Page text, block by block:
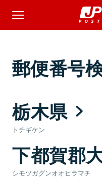
郵便番号
栃木県
トチギケン
下都賀郡
シモツガグンオオヒラマチ